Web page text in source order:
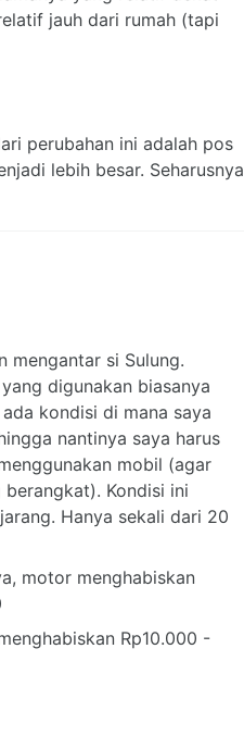
jauh dari rumah (tapi
perubahan ini adalah pos
lebih besar. Seharusnya
mengantar si Sulung.
digunakan biasanya
kondisi di mana saya
nantinya saya harus
mobil (agar
Kondisi ini
Hanya sekali dari 20
motor menghabiskan
Rp10.000 -